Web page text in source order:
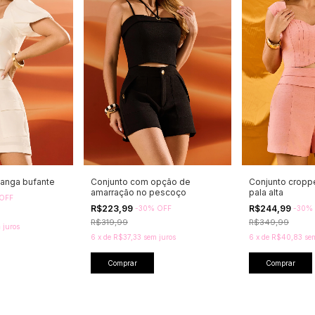
bufante
OFF
juros
Conjunto com opção de
amarração no pescoço
R$223,99 -30% OFF
R$319,99
6 x de R$37,33 sem juros
Comprar
Conjunto
pala alta
R$244,99 -30%
R$349,99
6 x de R$40,83
Comprar